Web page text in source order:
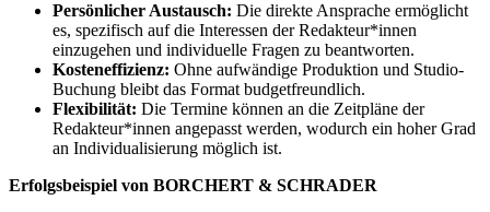
Persönlicher Austausch: Die direkte Ansprache ermöglicht
es, spezifisch auf die Interessen der Redakteur*innen
einzugehen und individuelle Fragen zu beantworten.
Kosteneffizienz: Ohne aufwändige Produktion und Studio-
Buchung bleibt das Format budgetfreundlich.
Flexibilität: Die Termine können an die Zeitpläne der
Redakteur*innen angepasst werden, wodurch ein hoher Grad
an Individualisierung möglich ist.
Erfolgsbeispiel von BORCHERT & SCHRADER